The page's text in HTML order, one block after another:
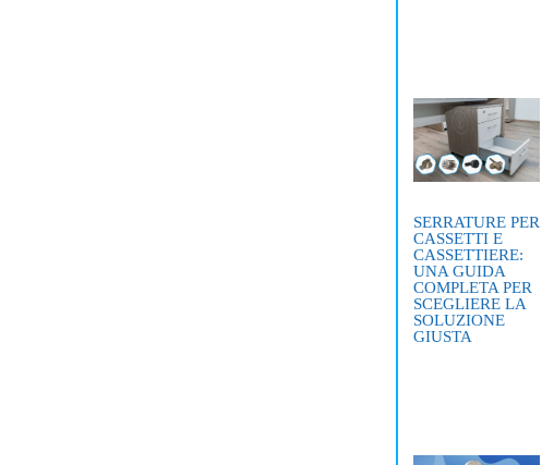
SERRATURE PER
CASSETTI E
CASSETTIERE:
UNA GUIDA
COMPLETA PER
SCEGLIERE LA
SOLUZIONE
GIUSTA